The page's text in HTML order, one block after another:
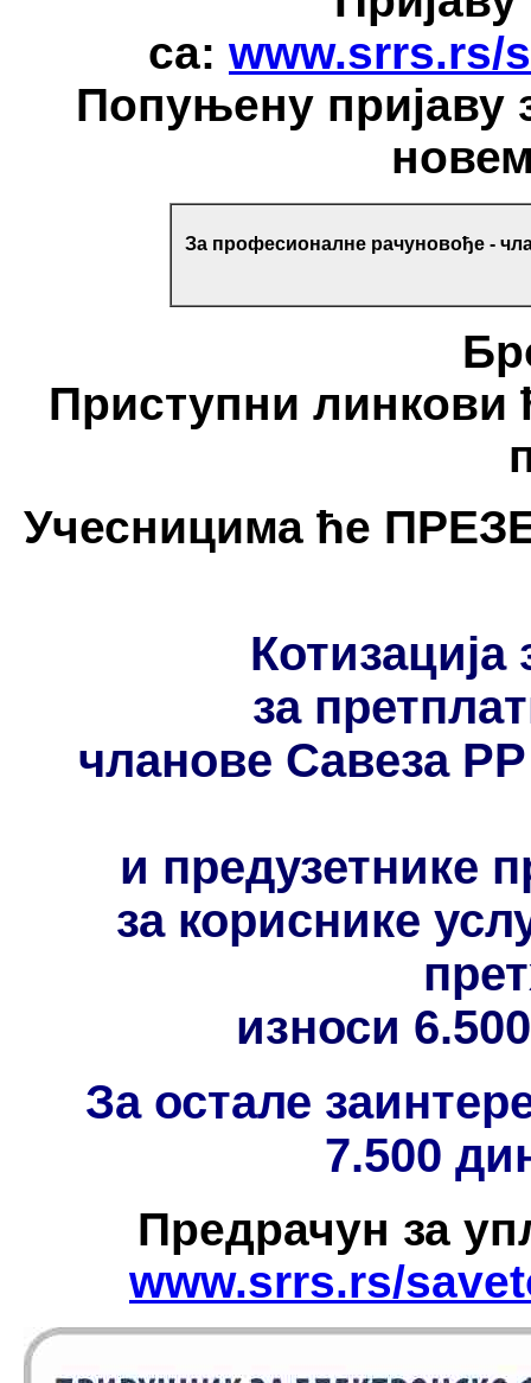
са: www.srrs.rs/
Попуњену пријаву
За професионалне рачуновође -
Приступни
Учесницима ће
Котизација
за
чланове Савеза
и предузетнике
за кориснике
износи
За остале
7.500
Предрачун за
www.srrs.rs/